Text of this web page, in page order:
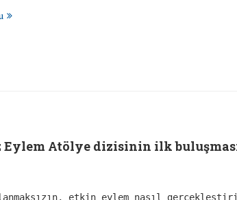
Eylem Atölye dizisinin ilk
etkin eylem nasıl